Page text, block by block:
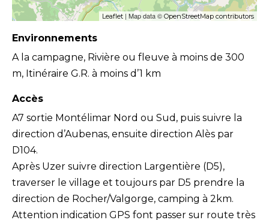
Leaflet | Map data © OpenStreetMap contributors
Environnements
A la campagne, Rivière ou fleuve à moins de 300
m, Itinéraire G.R. à moins d’1 km
Accès
A7 sortie Montélimar Nord ou Sud, puis suivre la
direction d’Aubenas, ensuite direction Alès par
D104.
Après Uzer suivre direction Largentière (D5),
traverser le village et toujours par D5 prendre la
direction de Rocher/Valgorge, camping à 2km.
Attention indication GPS font passer sur route très